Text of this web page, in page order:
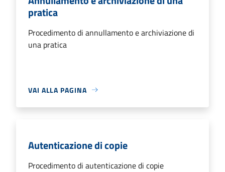
pratica
Procedimento di annullamento e archiviazione di
una pratica
VAI ALLA PAGINA
Autenticazione di copie
Procedimento di autenticazione di copie